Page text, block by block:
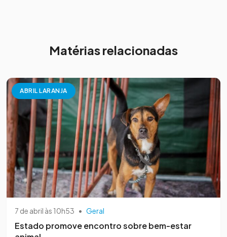
Matérias relacionadas
ABRIL LARANJA
7 de abril às 10h53 • Geral
Estado promove encontro sobre bem-estar